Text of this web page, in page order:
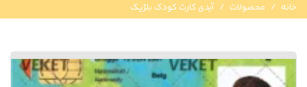
خانه محصولات آیدی کارت کودک بلژیک